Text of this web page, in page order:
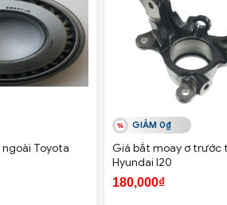
Toyota
GIẢM 0₫
Giá bắt moay ơ trước
Hyundai I20
180,000₫